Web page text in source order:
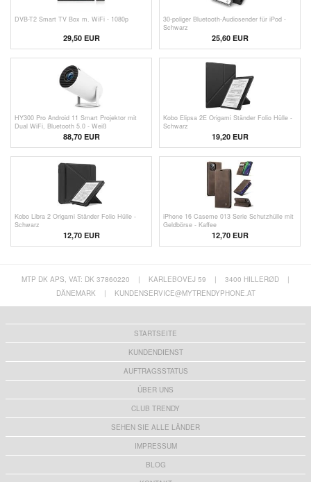
DVB-T2 Smart TV Box m. WiFi - 1080p
29,50 EUR
30-poliger Bluetooth-Audiosender für iPod -
Schwarz
25,60 EUR
HY300 Pro Android 11 Smart Projektor mit
Dual WiFi, Bluetooth 5.0 - Weiß
88,70EUR
Kobo Elipsa 2E Origami Ständer Folio Hülle -
Schwarz
19,20 EUR
Kobo Libra 2 Origami Ständer Folio Hülle -
Schwarz
12,70 EUR
iPhone 16 Caseme 013 Serie Schutzhülle mit
Geldbörse - Kaffee
12,70 EUR
MTP DK APS, VAT: DK 37860220 | KARLEBOVEJ 59 | 3400 HILLERØD
|
DÄNEMARK
| KUNDENSERVICE@MYTRENDYPHONE.AT
STARTSEITE
KUNDENDIENST
AUFTRAGSSTATUS
ÜBER UNS
CLUB TRENDY
SEHEN SIE ALLE LÄNDER
IMPRESSUM
BLOG